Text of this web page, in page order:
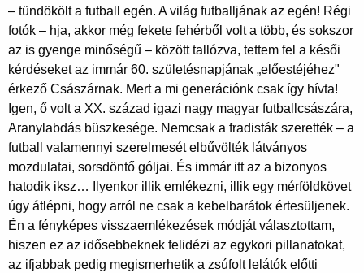
– tündökölt a futball egén. A világ futballjának az egén! Régi
fotók – hja, akkor még fekete fehérből volt a több, és sokszor
az is gyenge minőségű – között tallózva, tettem fel a késői
kérdéseket az immár 60. születésnapjának „előestéjéhez"
érkező Császárnak. Mert a mi generációnk csak így hívta!
Igen, ő volt a XX. század igazi nagy magyar futballcsászára,
Aranylabdás büszkesége. Nemcsak a fradisták szerették – a
futball valamennyi szerelmesét elbűvölték látványos
mozdulatai, sorsdöntő góljai. És immár itt az a bizonyos
hatodik iksz… Ilyenkor illik emlékezni, illik egy mérföldkövet
úgy átlépni, hogy arról ne csak a kebelbarátok értesüljenek.
Én a fényképes visszaemlékezések módját választottam,
hiszen ez az idősebbeknek felidézi az egykori pillanatokat,
az ifjabbak pedig megismerhetik a zsúfolt lelátók előtti